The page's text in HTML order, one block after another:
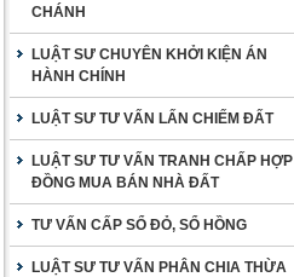
CHÁNH
LUẬT SƯ CHUYÊN KHỞI KIỆN ÁN
HÀNH CHÍNH
LUẬT SƯ TƯ VẤN LẤN CHIẾM ĐẤT
LUẬT SƯ TƯ VẤN TRANH CHẤP HỢP
ĐỒNG MUA BÁN NHÀ ĐẤT
TƯ VẤN CẤP SỔ ĐỎ, SỔ HỒNG
LUẬT SƯ TƯ VẤN PHÂN CHIA THỪA